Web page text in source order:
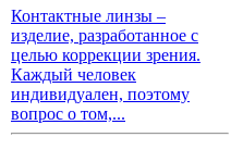
Контактные линзы –
изделие, разработанное с
целью коррекции зрения.
Каждый человек
индивидуален, поэтому
вопрос о том,...